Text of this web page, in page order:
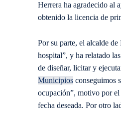
Herrera ha agradecido al
obtenido la licencia de
Por su parte, el alcalde
hospital”, y ha relatado
de diseñar, licitar y
Municipios conseguimos
ocupación”, motivo por el
fecha deseada. Por otro